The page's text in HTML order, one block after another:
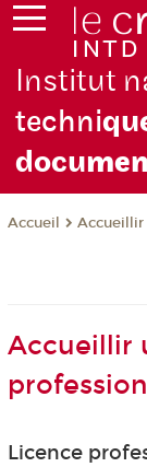
Institut
techni
docu
Accueil Accueillir
Accueillir
Licence